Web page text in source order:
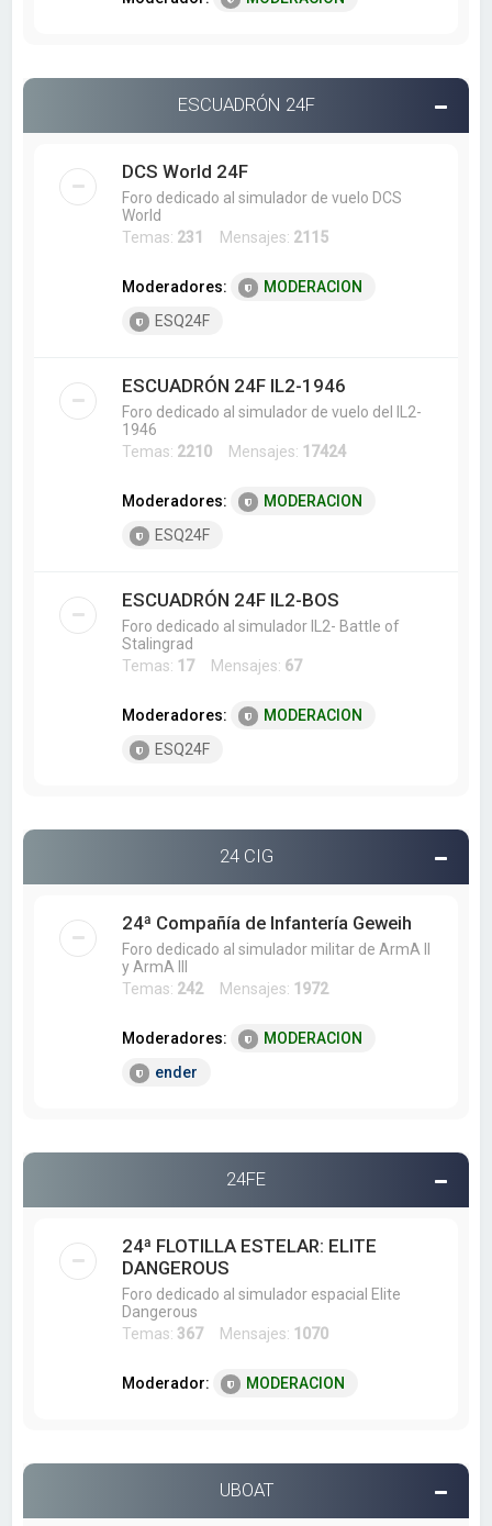
ESCUADRÓN 24F
DCS World 24F
Foro dedicado al simulador de vuelo DCS
World
Temas: 231 Mensajes: 2115
Moderadores:
MODERACION
ESQ24F
ESCUADRÓN 24F IL2-1946
Foro dedicado al simulador de vuelo del IL2-
1946
Temas: 2210 Mensajes: 17424
Moderadores:
MODERACION
ESQ24F
ESCUADRÓN 24F IL2-BOS
Foro dedicado al simulador IL2- Battle of
Stalingrad
Temas: 17Mensajes: 67
Moderadores:
MODERACION
ESQ24F
24 CIG
24ª Compañía de Infantería Geweih
Foro dedicado al simulador militar de ArmA II
y ArmA III
Temas: 242Mensajes: 1972
Moderadores:
MODERACION
ender
24FE
24ª FLOTILLA ESTELAR: ELITE
DANGEROUS
Foro dedicado al simulador espacial Elite
Dangerous
Temas: 367Mensajes: 1070
Moderador: MODERACION
UBOAT